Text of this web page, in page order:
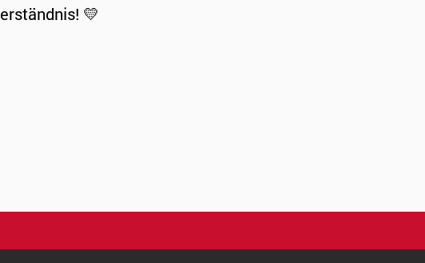
💛